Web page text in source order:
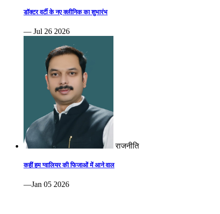
डॉक्टर वर्टी के नए क्लीनिक का शुभारंभ
— Jul 26 2026
राजनीति
कहीं हम ग्वालियर की फिजाओं में आने वाल
—Jan 05 2026